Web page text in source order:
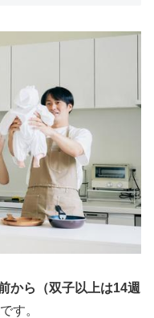
から（双子以上は14週
す。